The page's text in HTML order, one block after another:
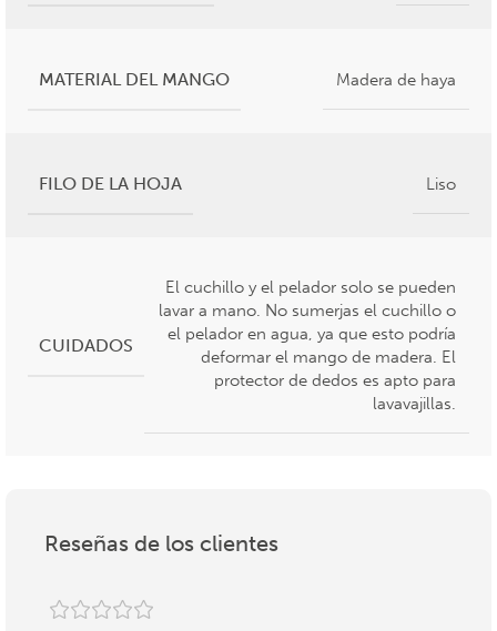
MATERIAL DEL MANGO Madera de haya
FILO DE LA HOJA Liso
CUIDADOS
El cuchillo y el pelador solo se pueden
lavar a mano. No sumerjas el cuchillo o
el pelador en agua, ya que esto podría
deformar el mango de madera. El
protector de dedos es apto para
lavavajillas.
Reseñas de los clientes